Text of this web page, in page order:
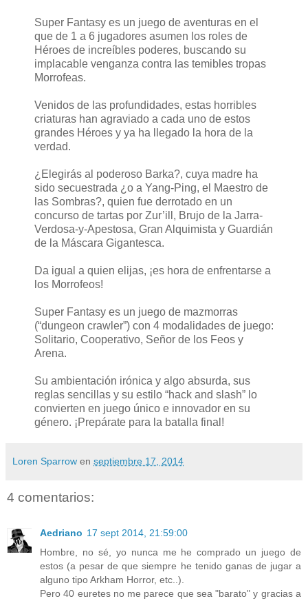
Super Fantasy es un juego de aventuras en el
que de 1 a 6 jugadores asumen los roles de
Héroes de increíbles poderes, buscando su
implacable venganza contra las temibles tropas
Morrofeas.
Venidos de las profundidades, estas horribles
criaturas han agraviado a cada uno de estos
grandes Héroes y ya ha llegado la hora de la
verdad.
¿Elegirás al poderoso Barka?, cuya madre ha
sido secuestrada ¿o a Yang-Ping, el Maestro de
las Sombras?, quien fue derrotado en un
concurso de tartas por Zur’ill, Brujo de la Jarra-
Verdosa-y-Apestosa, Gran Alquimista y Guardián
de la Máscara Gigantesca.
Da igual a quien elijas, ¡es hora de enfrentarse a
los Morrofeos!
Super Fantasy es un juego de mazmorras
(“dungeon crawler”) con 4 modalidades de juego:
Solitario, Cooperativo, Señor de los Feos y
Arena.
Su ambientación irónica y algo absurda, sus
reglas sencillas y su estilo “hack and slash” lo
convierten en juego único e innovador en su
género. ¡Prepárate para la batalla final!
Loren Sparrow en septiembre 17, 2014
4 comentarios:
Aedriano 17 sept 2014, 21:59:00
Hombre, no sé, yo nunca me he comprado un juego de
estos (a pesar de que siempre he tenido ganas de jugar a
alguno tipo Arkham Horror, etc..).
Pero 40 euretes no me parece que sea "barato" y gracias a